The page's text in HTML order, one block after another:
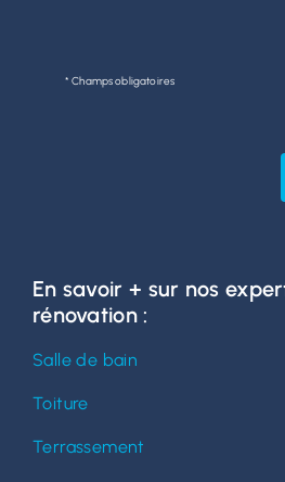
* Champs obligatoires
En savoir + sur nos
rénovation :
Salle de bain
Toiture
Terrassement